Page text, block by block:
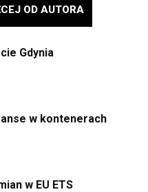
OD AUTORA
Gdynia
w kontenerach
w EU ETS